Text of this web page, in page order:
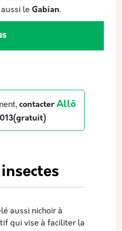
le Gabian.
contacterAllô
aussi nichoir à
qui vise à faciliter la